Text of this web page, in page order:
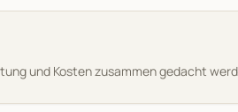
und Kosten zusammen gedacht